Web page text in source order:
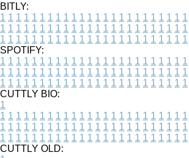
BITLY:
1 1 1 1 1 1 1 1 1 1 1 1 1 1 1 1 1 1 1 1 1 1 1 1
1 1 1 1 1 1 1 1 1 1 1 1 1 1 1 1 1 1 1 1 1 1 1 1
1 1 1 1 1 1 1 1 1 1 1 1 1 1 1 1 1 1 1 1 1 1 1 1
SPOTIFY:
1 1 1 1 1 1 1 1 1 1 1 1 1 1 1 1 1 1 1 1 1 1 1 1
1 1 1 1 1 1 1 1 1 1 1 1 1 1 1 1 1 1 1 1 1 1 1 1
1 1 1 1 1 1 1 1 1 1 1 1 1 1 1 1 1 1 1 1 1 1 1 1
CUTTLY BIO:
1
1 1 1 1 1 1 1 1 1 1 1 1 1 1 1 1 1 1 1 1 1 1 1 1
1 1 1 1 1 1 1 1 1 1 1 1 1 1 1 1 1 1 1 1 1 1 1 1
1 1 1 1 1 1 1 1 1 1 1 1 1 1 1 1 1 1 1 1 1 1 1 1
CUTTLY OLD: